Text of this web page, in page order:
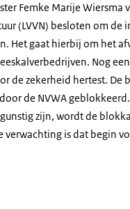
Femke Marije Wiersma
(LVVN) besloten om de
Het gaat hierbij om het
Nog
de zekerheid hertest. De
de NVWA
zijn, wordt de
verwachting is dat begin